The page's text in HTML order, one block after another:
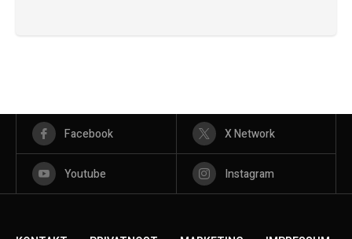
Facebook X Network
Youtube Instagram